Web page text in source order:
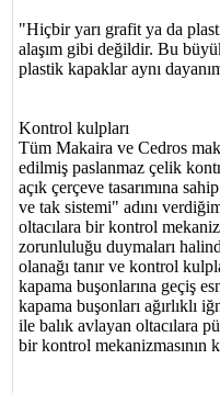
"Hiçbir yarı grafit ya da
alaşım gibi değildir. Bu
plastik kapaklar aynı
Kontrol kulpları
Tüm Makaira ve Cedros
edilmiş paslanmaz çelik
açık çerçeve tasarımına
ve tak sistemi" adını
oltacılara bir kontrol
zorunluluğu duymaları
olanağı tanır ve kontrol
kapama buşonlarına geçiş
kapama buşonları ağırlıklı
ile balık avlayan oltacılara
bir kontrol mekanizmasının